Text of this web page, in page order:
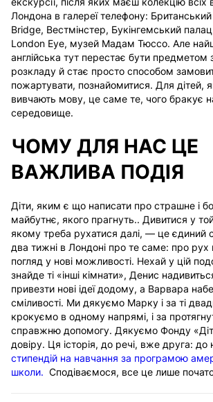
Лондона в галереї телефону:
Bridge, Вестмінстер, Букінгемський
London Eye, музей Мадам Тюссо. Але
англійська тут перестає бути предметом
розкладу й стає просто способом
пожартувати, познайомитися. Для дітей,
вивчають мову, це саме те, чого бракує
середовище.
ЧОМУ ДЛЯ НАС ЦЕ
ВАЖЛИВА ПОДІЯ
Діти, яким є що написати про страшне і
майбутнє, якого прагнуть.. Дивитися у
якому треба рухатися далі, — це єдиний
два тижні в Лондоні про те саме: про рух
погляд у нові можливості. Нехай у цій
знайде ті «інші кімнати», Денис
привезти нові ідеї додому, а Варвара
сміливості. Ми дякуємо Марку і за ті
крокуємо в одному напрямі, і за
справжню допомогу. Дякуємо Фонду
довіру. Ця історія, до речі, вже друга: до
стипендій на навчання за програмою
школи. Сподіваємося, все це лише